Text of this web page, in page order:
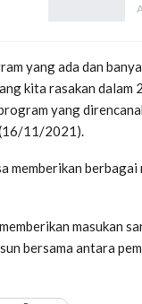
yang ada dan
kita rasakan dalam
yang
11/2021).
memberikan
masukan
bersama antara